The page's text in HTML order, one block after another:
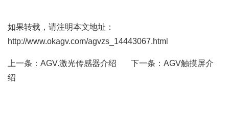
如果转载，请注明本文地址：
http://www.okagv.com/agvzs_14443067.html
上一条： AGV.激光传感器介绍 下一条： AGV触摸屏介
绍